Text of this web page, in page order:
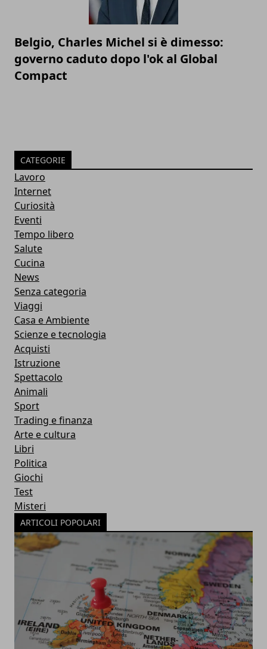
Belgio, Charles Michel si è dimesso:
governo caduto dopo l'ok al Global
Compact
CATEGORIE
Lavoro
Internet
Curiosità
Eventi
Tempo libero
Salute
Cucina
News
Senza categoria
Viaggi
Casa e Ambiente
Scienze e tecnologia
Acquisti
Istruzione
Spettacolo
Animali
Sport
Trading e finanza
Arte e cultura
Libri
Politica
Giochi
Test
Misteri
ARTICOLI POPOLARI